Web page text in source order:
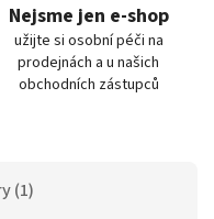
Nejsme jen e-shop
užijte si osobní péči na
prodejnách a u našich
obchodních zástupců
(1)